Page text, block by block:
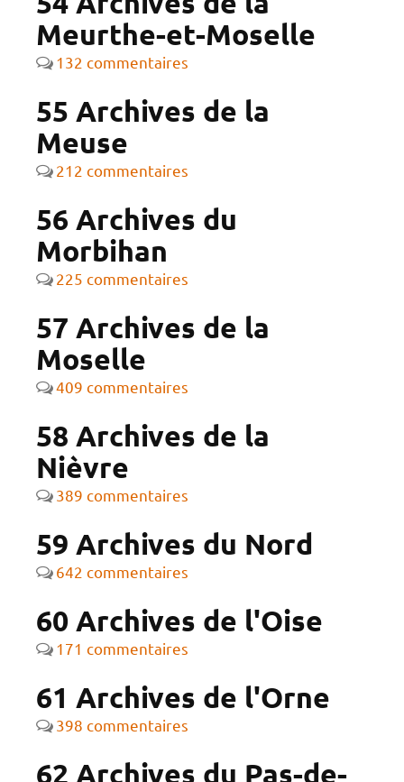
Meurthe-et-Moselle
132 commentaires
55 Archives de la
Meuse
212 commentaires
56 Archives du
Morbihan
225 commentaires
57 Archives de la
Moselle
409 commentaires
58 Archives de la
Nièvre
389 commentaires
59 Archives du Nord
642 commentaires
60 Archives de l'Oise
171 commentaires
61 Archives de l'Orne
398 commentaires
62 Archives du Pas-de-